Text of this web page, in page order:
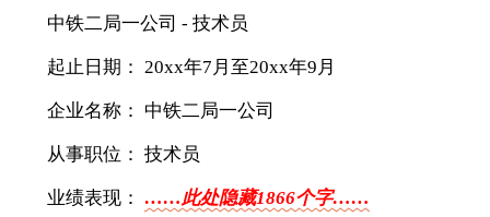
中铁二局一公司 - 技术员
起止日期： 20xx年7月至20xx年9月
企业名称： 中铁二局一公司
从事职位： 技术员
业绩表现： ……此处隐藏1866个字……